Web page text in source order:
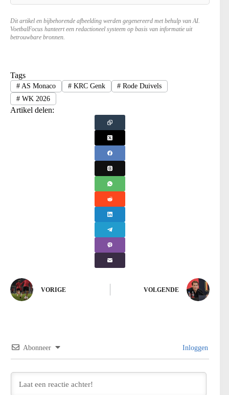
Dit artikel en bijbehorende afbeelding werden gegenereerd met behulp van AI.
VoetbalFocus hanteert een redactioneel systeem op basis van informatie uit
betrouwbare bronnen.
Tags
#AS Monaco #KRC Genk # Rode Duivels
#WK 2026
Artikel delen:
VORIGE VOLGENDE
Abonneer Inloggen